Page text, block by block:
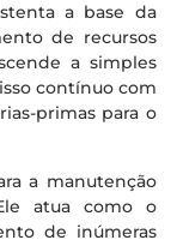
a base da
de recursos
a simples
contínuo com
primas para o
a manutenção
atua como o
de inúmeras